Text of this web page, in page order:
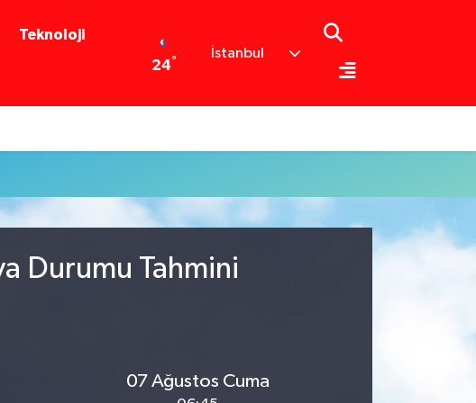
Teknoloji
24°
İstanbul
Durumu Tahmini
07 Ağustos Cuma